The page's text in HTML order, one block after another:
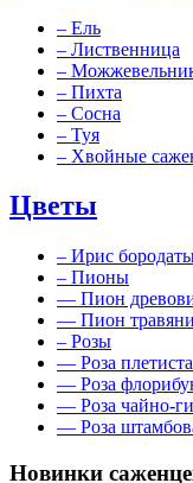
– Ель
– Лиственница
–
– Пихта
– Сосна
– Туя
– Хвойные
Цветы
– Ирис
– Пионы
–– Пион
–– Пион
– Розы
–– Роза
–– Роза
–– Роза чайно-
–– Роза
Новинки